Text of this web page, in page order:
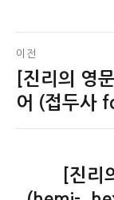
글
탐
색
이전
이
전
[진리의 영
어 (접두사
[진리